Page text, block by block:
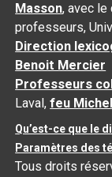
Masson, avec le
professeurs,
Direction
Benoit Mercier
Professeurs
Laval,feu
Qu’est-ce que le
Paramètres des
Tous droits